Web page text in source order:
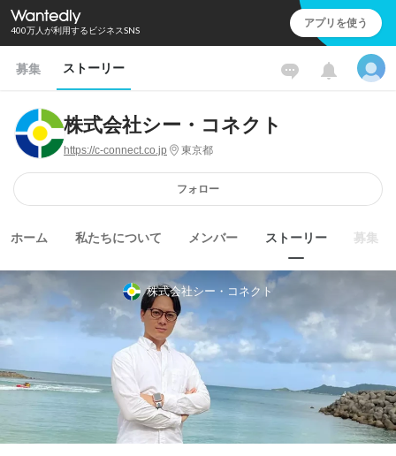
400万人が利用するビジネスSNS アプリを使う
募集 ストーリー
株式会社シー・コネクト
https://c-connect.co.jp 東京都
フォロー
ホーム 私たちについて メンバー ストーリー 募集
株式会社シー・コネクト